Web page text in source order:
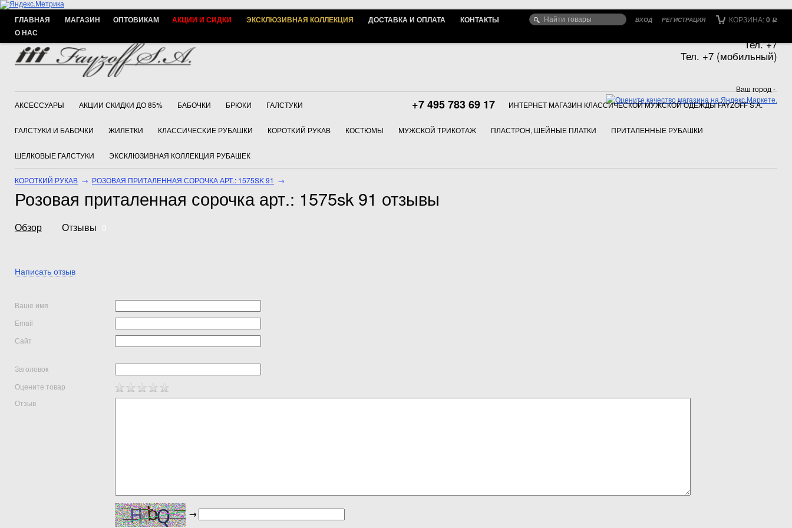
КОРЗИНА:0 Р
ВХОД РЕГИСТРАЦИЯ
ГЛАВНАЯ МАГАЗИН ОПТОВИКАМ АКЦИИ И СИДКИ ЭКСКЛЮЗИВНАЯ КОЛЛЕКЦИЯ ДОСТАВКА И ОПЛАТА
КОНТАКТЫ
О НАС
Тел. +7
Тел. +7 (мобильный)
Ваш город -
ИНТЕРНЕТ МАГАЗИН КЛАССИЧЕСКОЙ МУЖСКОЙ ОДЕЖДЫ FAYZOFF S.A.
+7 495 783 69 17
АКСЕССУАРЫ АКЦИИ СКИДКИ ДО 85% БАБОЧКИ БРЮКИ ГАЛСТУКИ
ГАЛСТУКИ И БАБОЧКИ ЖИЛЕТКИ КЛАССИЧЕСКИЕ РУБАШКИ КОРОТКИЙ РУКАВ КОСТЮМЫ МУЖСКОЙ ТРИКОТАЖ ПЛАСТРОН, ШЕЙНЫЕ ПЛАТКИ ПРИТАЛЕННЫЕ РУБАШКИ
ШЕЛКОВЫЕ ГАЛСТУКИ ЭКСКЛЮЗИВНАЯ КОЛЛЕКЦИЯ РУБАШЕК
КОРОТКИЙ РУКАВ → РОЗОВАЯ ПРИТАЛЕННАЯ СОРОЧКА АРТ.: 1575SK 91 →
Розовая приталенная сорочка арт.: 1575sk 91 отзывы
Обзор Отзывы
Написать отзыв
Ваше имя
Email
Сайт
Заголовок
Оцените товар
Отзыв
→